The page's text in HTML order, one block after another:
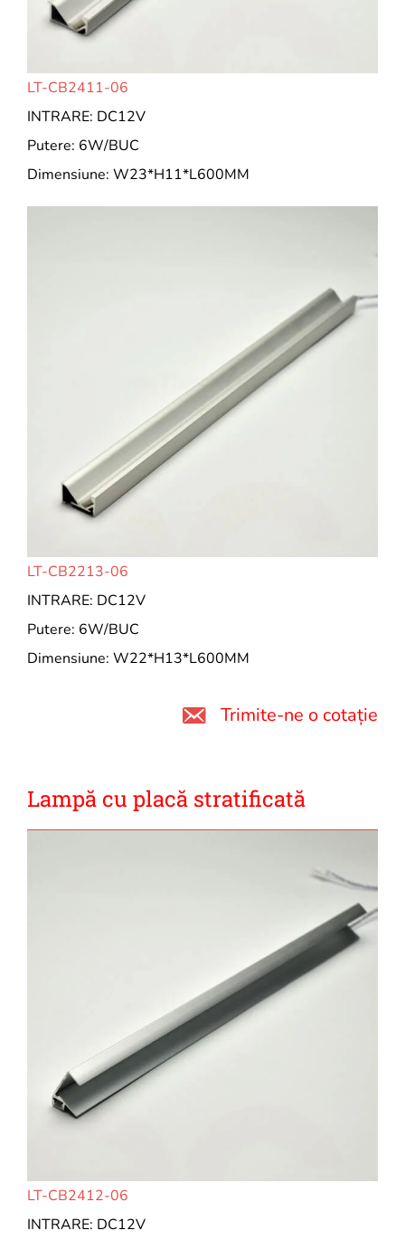
LT-CB2411-06
INTRARE: DC12V
Putere: 6W/BUC
Dimensiune: W23*H11*L600MM
LT-CB2213-06
INTRARE: DC12V
Putere: 6W/BUC
Dimensiune: W22*H13*L600MM
Trimite-ne o cotație
Lampă cu placă stratificată
LT-CB2412-06
INTRARE: DC12V